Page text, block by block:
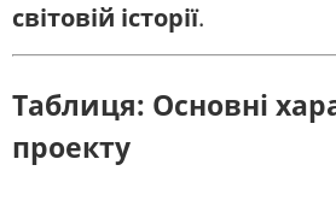
світовій історії.
Таблиця: Основні
проекту